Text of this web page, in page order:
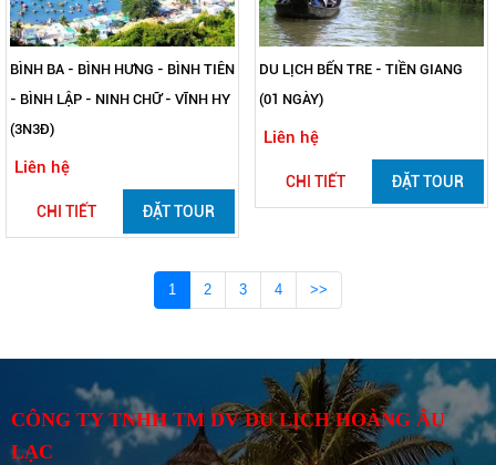
BÌNH BA - BÌNH HƯNG - BÌNH TIÊN
- BÌNH LẬP - NINH CHỮ - VĨNH HY
(3N3Đ)
Liên hệ
CHI TIẾT ĐẶT TOUR
DU LỊCH BẾN TRE - TIỀN GIANG
(01 NGÀY)
Liên hệ
CHI TIẾT ĐẶT TOUR
1 2 3 4 >>
CÔNG TY TNHH TM DV DU LỊCH HOÀNG ÂU
LẠC